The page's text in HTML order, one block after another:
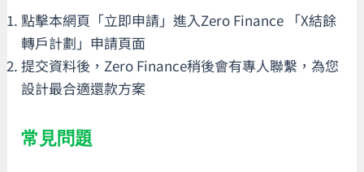
點擊本網頁「立即申請」進入Zero Finance 「X結餘
轉戶計劃」申請頁面
提交資料後，Zero Finance稍後會有專人聯繫，為您
設計最合適還款方案
常見問題